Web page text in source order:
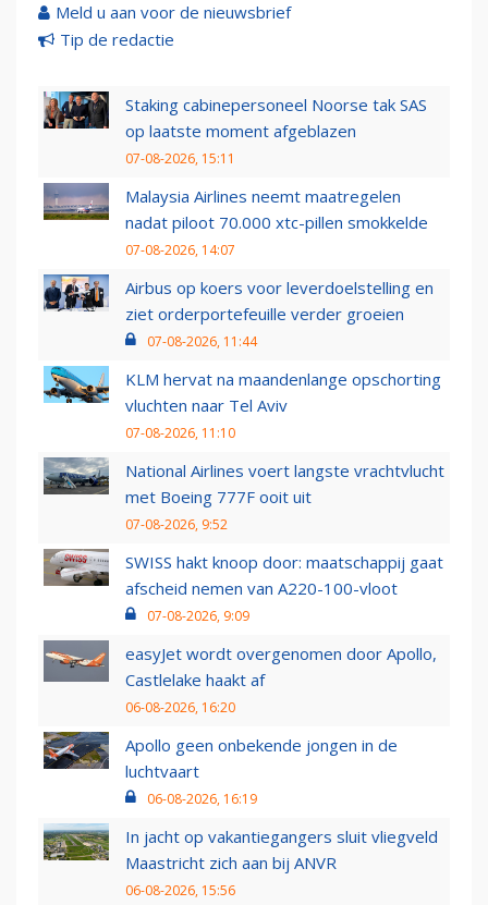
Meld u aan voor de nieuwsbrief
Tip de redactie
Staking cabinepersoneel Noorse tak SAS
op laatste moment afgeblazen
07-08-2026, 15:11
Malaysia Airlines neemt maatregelen
nadat piloot 70.000 xtc-pillen smokkelde
07-08-2026, 14:07
Airbus op koers voor leverdoelstelling en
ziet orderportefeuille verder groeien
07-08-2026, 11:44
KLM hervat na maandenlange opschorting
vluchten naar Tel Aviv
07-08-2026, 11:10
National Airlines voert langste vrachtvlucht
met Boeing 777F ooit uit
07-08-2026, 9:52
SWISS hakt knoop door: maatschappij gaat
afscheid nemen van A220-100-vloot
07-08-2026, 9:09
easyJet wordt overgenomen door Apollo,
Castlelake haakt af
06-08-2026, 16:20
Apollo geen onbekende jongen in de
luchtvaart
06-08-2026, 16:19
In jacht op vakantiegangers sluit vliegveld
Maastricht zich aan bij ANVR
06-08-2026, 15:56